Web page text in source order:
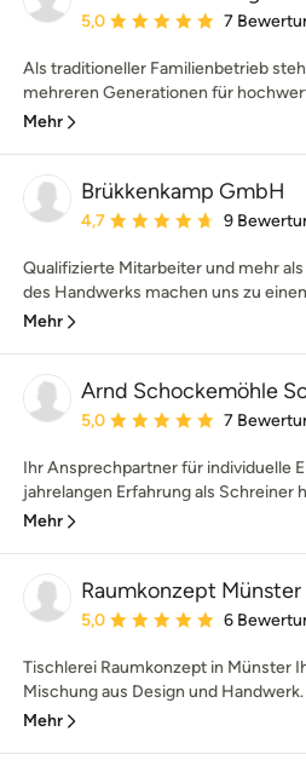
Durchschnittliche Bewertung:
5,0 7
Als traditioneller Familienbetrieb
mehreren Generationen für
Mehr
Brükkenkamp GmbH
Durchschnittliche Bewertung:
4,7 9
Qualifizierte Mitarbeiter und mehr
des Handwerks machen uns zu
Mehr
Arnd Schockemöhle
Durchschnittliche Bewertung:
5,0 7
Ihr Ansprechpartner für individuelle
jahrelangen Erfahrung als Schreiner
Mehr
Raumkonzept Münster
Durchschnittliche Bewertung:
5,0 6
Tischlerei Raumkonzept in Münster
Mischung aus Design und
Mehr